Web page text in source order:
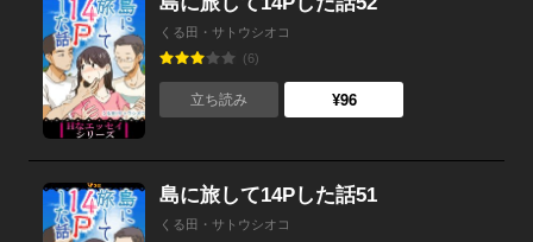
くる田・サトウシオコ
(6)
立ち読み ¥96
島に旅して14Pした話51
くる田・サトウシオコ